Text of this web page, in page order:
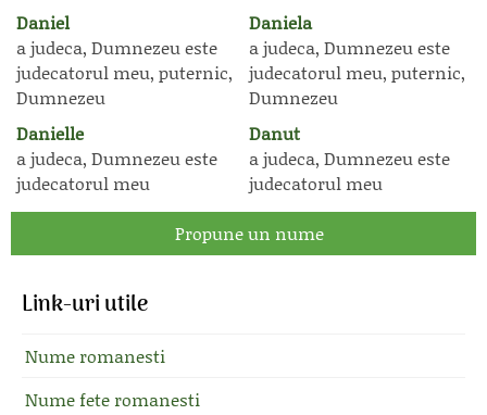
Daniel
a judeca, Dumnezeu este
judecatorul meu, puternic,
Dumnezeu
Daniela
a judeca, Dumnezeu este
judecatorul meu, puternic,
Dumnezeu
Danielle
a judeca, Dumnezeu este
judecatorul meu
Danut
a judeca, Dumnezeu este
judecatorul meu
Propune un nume
Link-uri utile
Nume romanesti
Nume fete romanesti